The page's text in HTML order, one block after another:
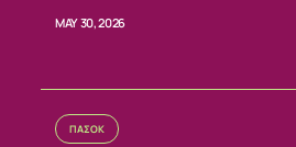
MAY 30, 2026
ΠΑΣΟΚ